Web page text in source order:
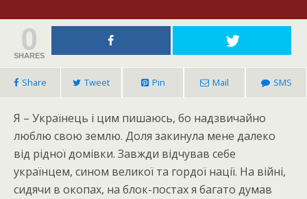
0
SHARES
Share Tweet Pin Mail SMS
Я – Українець і цим пишаюсь, бо надзвичайно
люблю свою землю. Доля закинула мене далеко
від рідної домівки. Завжди відчував себе
українцем, сином великої та гордої нації. На війні,
сидячи в окопах, на блок-постах я багато думав